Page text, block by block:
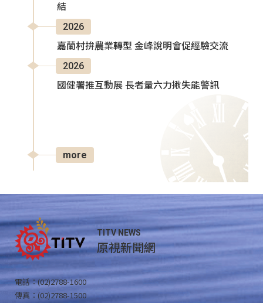
結
2026
嘉蘭村拚農業轉型 金峰說明會促經驗交流
2026
國健署推互動展 長者量六力揪失能警訊
more
TITV NEWS
原視新聞網
電話：(02)2788-1600
傳真：(02)2788-1500